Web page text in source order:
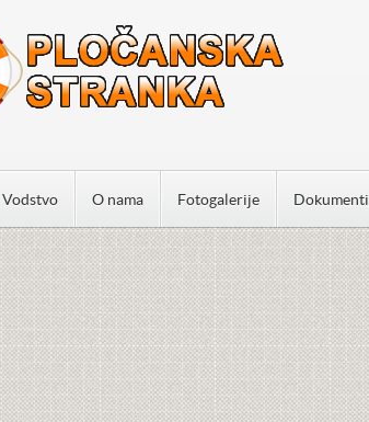
Vodstvo O nama Fotogalerije Dokumenti